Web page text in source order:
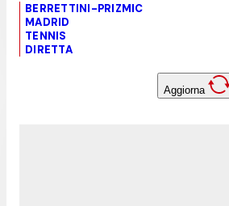
BERRETTINI-PRIZMIC
MADRID
TENNIS
DIRETTA
Aggiorna